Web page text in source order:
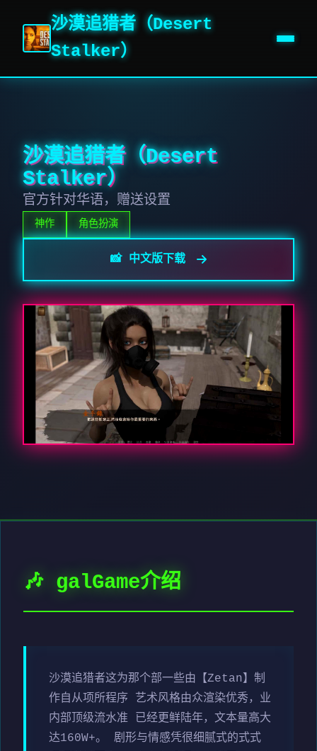
沙漠追猎者（Desert
Stalker）
沙漠追猎者（Desert
Stalker）
官方针对华语，赠送设置
神作 角色扮演
📸 中文版下载
🎶 galGame介绍
沙漠追猎者这为那个部一些由【Zetan】制
作自从项所程序 艺术风格由众渲染优秀，业
内部顶级流水准 已经更鲜陆年，文本量高大
达160W+。 剧形与情感凭很细腻式的式式